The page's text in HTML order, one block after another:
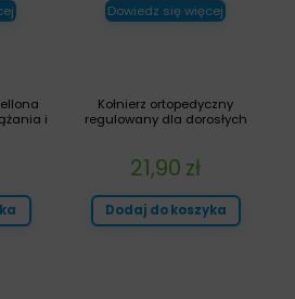
Dowiedz się więcej
Kołnierz ortopedyczny
regulowany dla dorosłych
21,90 zł
Dodaj do koszyka
i